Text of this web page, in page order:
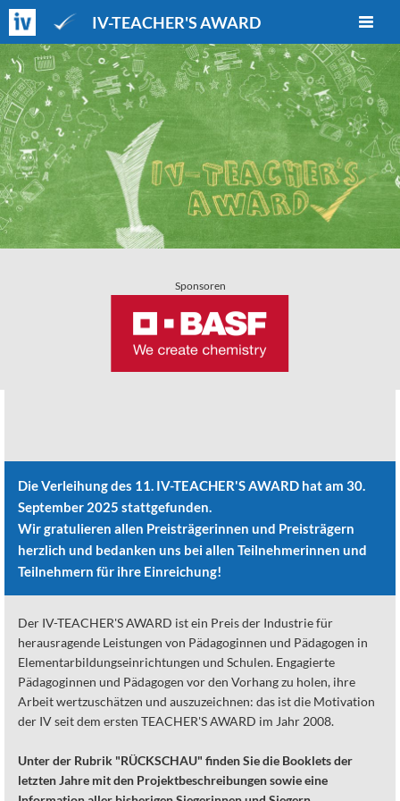
IV-TEACHER'S AWARD
Sponsoren
Die Verleihung des 11. IV-TEACHER'S AWARD hat am 30.
September 2025 stattgefunden.
Wir gratulieren allen Preisträgerinnen und Preisträgern
herzlich und bedanken uns bei allen Teilnehmerinnen und
Teilnehmern für ihre Einreichung!
Der IV-TEACHER'S AWARD ist ein Preis der Industrie für
herausragende Leistungen von Pädagoginnen und Pädagogen in
Elementarbildungseinrichtungen und Schulen. Engagierte
Pädagoginnen und Pädagogen vor den Vorhang zu holen, ihre
Arbeit wertzuschätzen und auszuzeichnen: das ist die Motivation
der IV seit dem ersten TEACHER'S AWARD im Jahr 2008.
Unter der Rubrik "RÜCKSCHAU" finden Sie die Booklets der
letzten Jahre mit den Projektbeschreibungen sowie eine